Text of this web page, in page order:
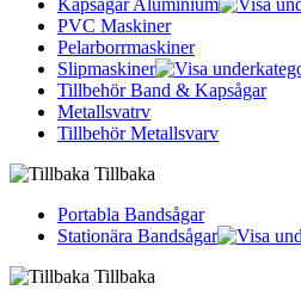
PVC Maskiner
Pelarborrmaskiner
Slipmaskiner
Tillbehör Band & Kapsågar
Metallsvatrv
Tillbehör Metallsvarv
Tillbaka
Portabla Bandsågar
Stationära Bandsågar
Tillbaka